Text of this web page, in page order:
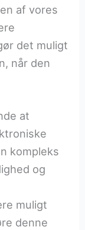
af vores
det muligt
når den
at
kompleks
og
muligt
denne